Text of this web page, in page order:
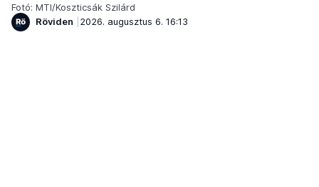
Fotó: MTI/Koszticsák Szilárd
Röviden
2026. augusztus 6. 16:13